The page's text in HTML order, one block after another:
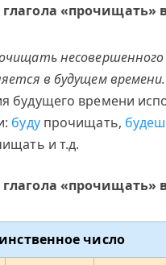
«прочищать»
в будущем времени.
будущего времени
будупрочищать,
и т.д.
глагола
число